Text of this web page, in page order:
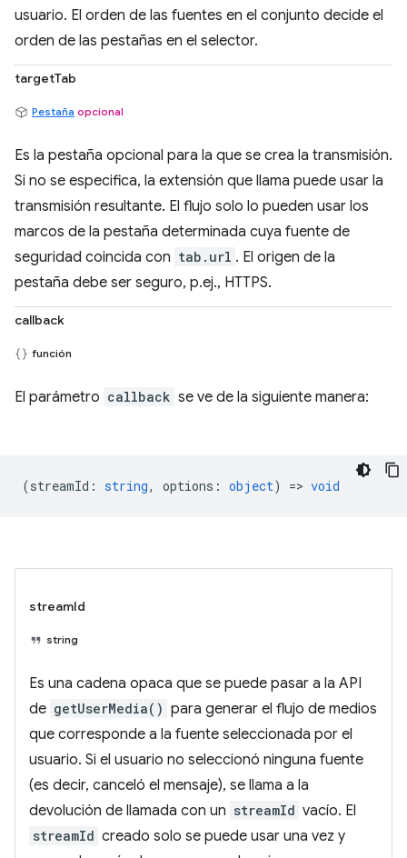
usuario. El orden de las fuentes en el conjunto decide el
orden de las pestañas en el selector.
targetTab
Pestaña opcional
Es la pestaña opcional para la que se crea la transmisión.
Si no se especifica, la extensión que llama puede usar la
transmisión resultante. El flujo solo lo pueden usar los
marcos de la pestaña determinada cuya fuente de
seguridad coincida con tab.url . El origen de la
pestaña debe ser seguro, p.ej., HTTPS.
callback
función
El parámetro callback se ve de la siguiente manera:
(streamId : string, options : object) => void
streamId
string
Es una cadena opaca que se puede pasar a la API
de getUserMedia() para generar el flujo de medios
que corresponde a la fuente seleccionada por el
usuario. Si el usuario no seleccionó ninguna fuente
(es decir, canceló el mensaje), se llama a la
devolución de llamada con un streamId vacío. El
streamId creado solo se puede usar una vez y